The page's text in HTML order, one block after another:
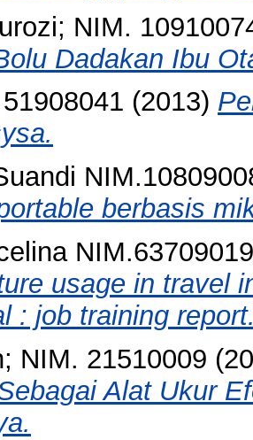
NIM.
Dadakan Ibu
(2013)
berbasis
NIM.63709019
usage in travel
: job training
NIM. 21510009
Alat Ukur